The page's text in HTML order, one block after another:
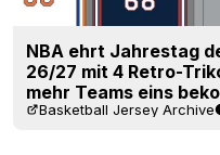
NBA ehrt Jahrestag
26/27 mit 4 Retro-
mehr Teams eins
Basketball Jersey Archive